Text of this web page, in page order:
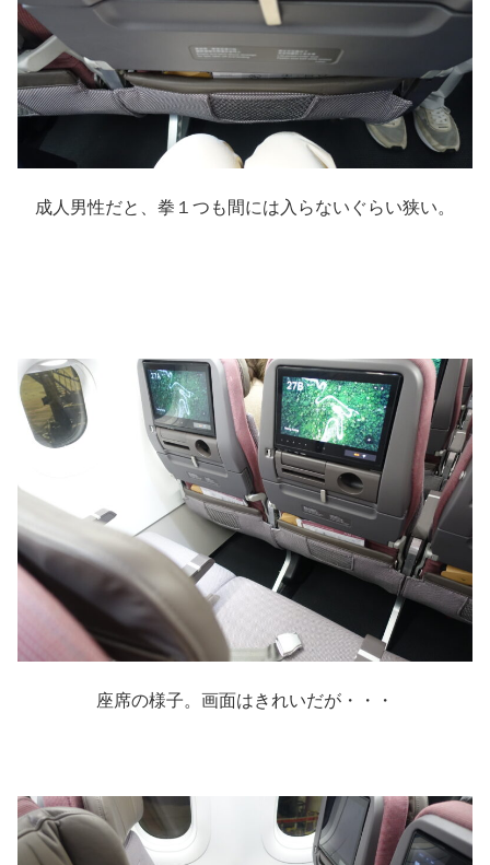
成人男性だと、拳１つも間には入らないぐらい狭い。
座席の様子。画面はきれいだが・・・